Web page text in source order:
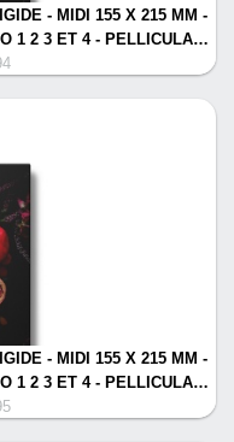
- MIDI 155 X 215 MM -
1 2 3 ET 4 - PELLICULA…
- MIDI 155 X 215 MM -
1 2 3 ET 4 - PELLICULA…